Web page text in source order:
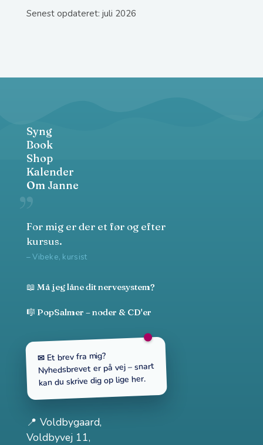
Senest opdateret: juli 2026
Syng
Book
Shop
Kalender
Om Janne
For mig er der et før og efter
kursus.
– Vibeke, kursist
📖 Må jeg låne dit nervesystem?
🎼 PopSalmer – noder & CD'er
✉ Et brev fra mig?
Nyhedsbrevet er på vej – snart
kan du skrive dig op lige her.
📍 Voldbygaard,
Voldbyvej 11,